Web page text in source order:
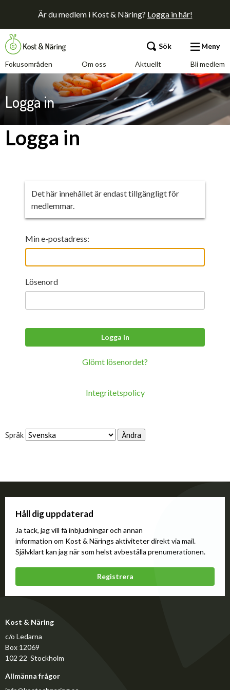
Är du medlem i Kost & Näring? Logga in här!
Fokusområden Om oss Aktuellt Bli medlem
Sök Meny
Fokusområden
Om oss
Aktuellt
Kontakt Annonsera
För studenter English
Logga in
Logga in
Det här innehållet är endast tillgängligt för
medlemmar.
Min e-postadress:
Lösenord
Glömt lösenordet?
Integritetspolicy
Språk
Håll dig uppdaterad
Ja tack, jag vill få inbjudningar och annan
information om Kost & Närings aktiviteter direkt via mail.
Självklart kan jag när som helst avbeställa prenumerationen.
Registrera
Kost & Näring
c/o Ledarna
Box 12069
102 22 Stockholm
Allmänna frågor